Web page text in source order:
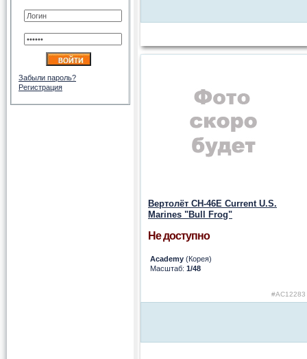
Вертолёт CH-46E Current U.S.
Marines "Bull Frog"
Не доступно
Academy (Корея)
Масштаб: 1/48
#AC12283
Забыли пароль?
Регистрация